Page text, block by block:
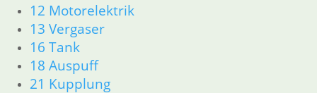
12 Motorelektrik
13 Vergaser
16 Tank
18 Auspuff
21 Kupplung
27,35€
Artikelnummer: 1452504
inkl. MwSt.
zzgl.Versandkosten
In den Warenkorb